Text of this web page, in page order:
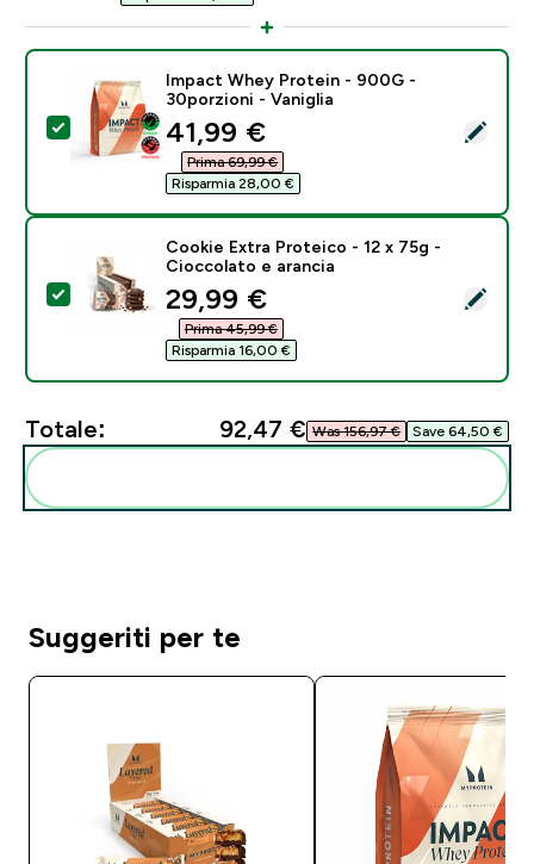
Seleziona questo prodotto - Impact Whey Protein -
Impact Whey Protein - 900G -
30porzioni - Vaniglia
discounted price
41,99 €‎
Prima 69,99 €‎
Risparmia 28,00 €‎
Seleziona questo prodotto - Cookie Extra Proteico -
Cookie Extra Proteico - 12 x 75g -
Cioccolato e arancia
discounted price
29,99 €‎
Prima 45,99 €‎
Risparmia 16,00 €‎
Totale: 92,47 €‎ Was 156,97 €‎ Save 64,50 €‎
Suggeriti per te